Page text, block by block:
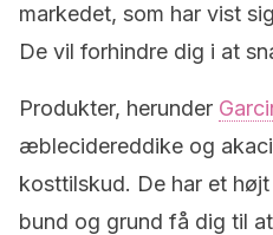
markedet, som har vist
De vil forhindre dig i at
Produkter, herunder
æblecidereddike og
kosttilskud. De har et
bund og grund få dig til